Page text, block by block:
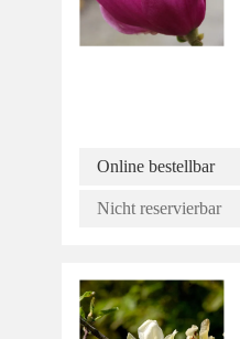
Online bestellbar
Nicht reservierbar